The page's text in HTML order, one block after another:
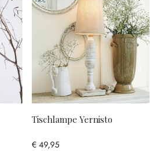
Tischlampe Yernisto
€ 49,95